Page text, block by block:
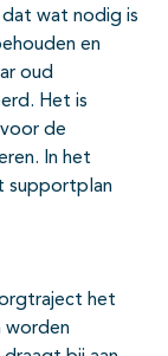
dat wat nodig is
en
oud
Het is
de
In het
supportplan
het
worden